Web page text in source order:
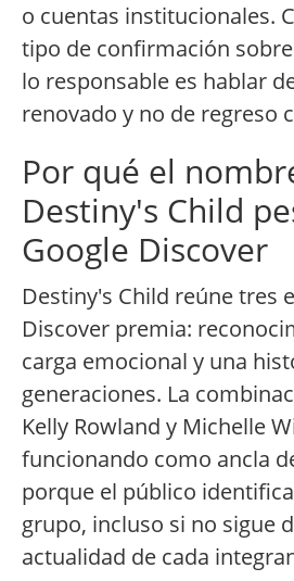
o cuentas institucionales.
tipo de confirmación
lo responsable es hablar
renovado y no de regreso
Por qué el
Destiny's Child
Google Discover
Destiny's Child reúne tres
Discover premia:
carga emocional y una
generaciones. La
Kelly Rowland y Michelle
funcionando como ancla
porque el público
grupo, incluso si no sigue
actualidad de cada